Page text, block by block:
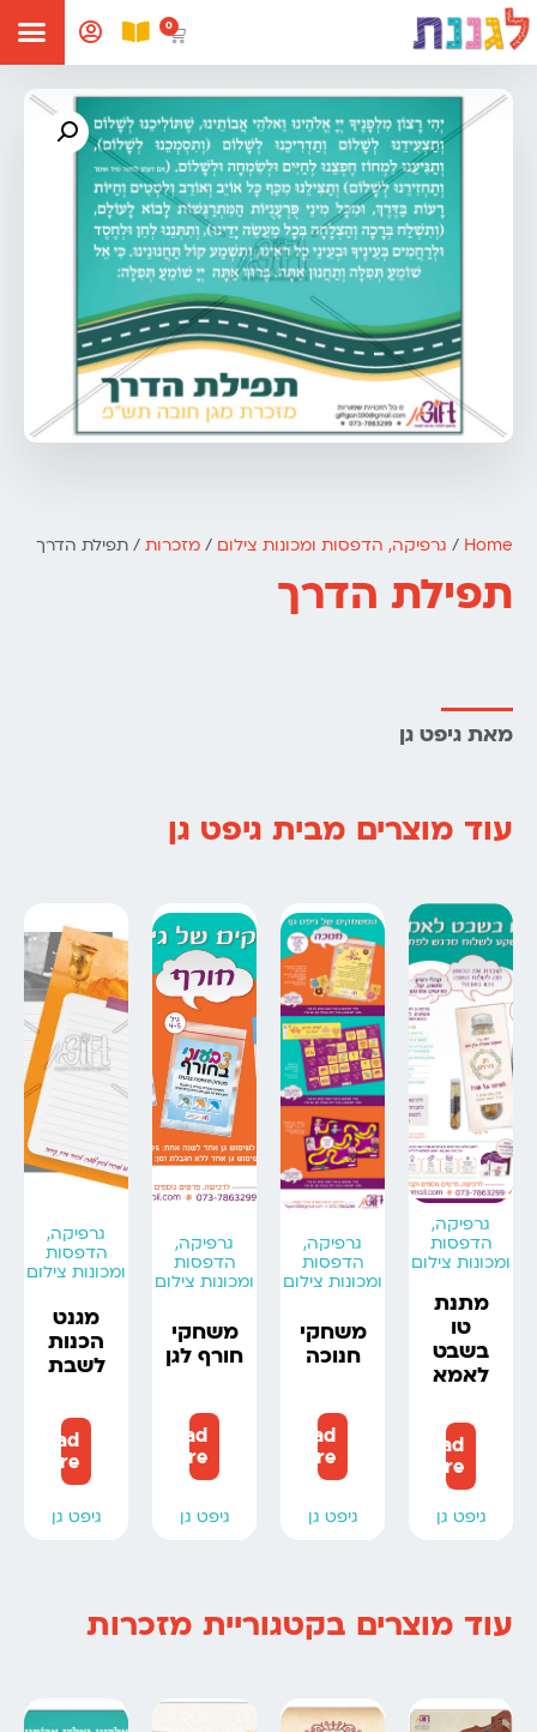
Home
/ גרפיקה, הדפסות ומכונות צילום / מזכרות / תפילת הדרך
תפילת הדרך
מאת גיפט גן
עוד מוצרים מבית גיפט גן
גרפיקה,
הדפסות
ומכונות צילום
מתנת
טו
בשבט
לאמא
Read
more
גיפט גן
גרפיקה,
הדפסות
ומכונות צילום
משחקי
חנוכה
Read
more
גיפט גן
גרפיקה,
הדפסות
ומכונות צילום
משחקי
חורף לגן
Read
more
גיפט גן
גרפיקה,
הדפסות
ומכונות צילום
מגנט
הכנות
לשבת
Read
more
גיפט גן
עוד מוצרים בקטגוריית מזכרות